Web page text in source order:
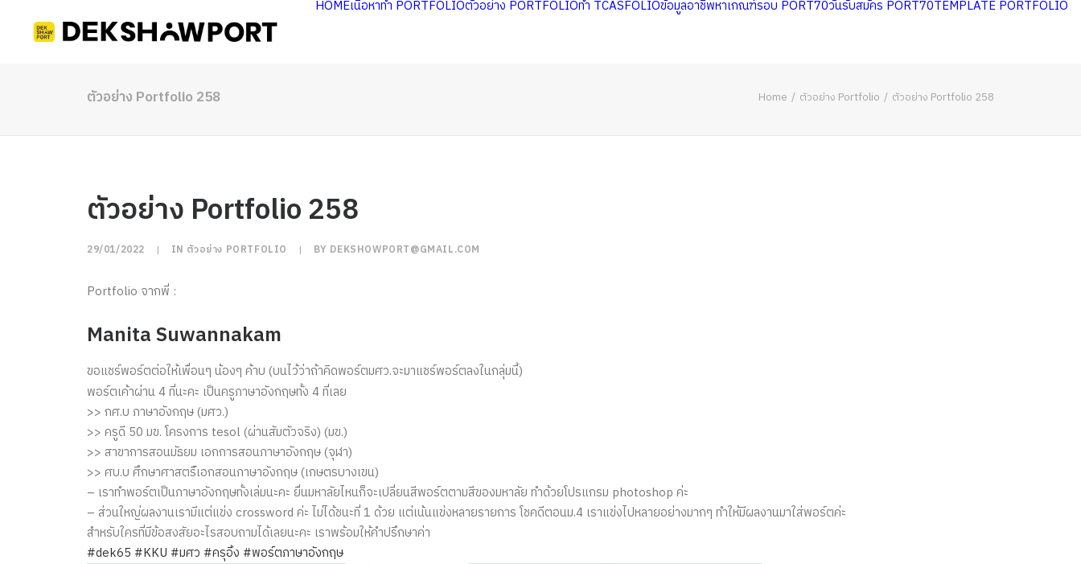
HOMEเนื้อหาทำ PORTFOLIOตัวอย่าง PORTFOLIOทำ TCASFOLIOข้อมูลอาชีพหาเกณฑ์รอบ PORT70วันรับสมัคร PORT70TEMPLATE PORTFOLIO
ตัวอย่าง Portfolio 258 Home ตัวอย่าง Portfolio ตัวอย่าง Portfolio 258
ตัวอย่าง Portfolio 258
29/01/2022 | IN ตัวอย่าง PORTFOLIO | BY DEKSHOWPORT@GMAIL.COM
Portfolio จากพี่ :
Manita Suwannakam
ขอแชร์พอร์ตต่อให้เพื่อนๆ น้องๆ ค้าบ (บนไว้ว่าถ้าคิดพอร์ตมศว.จะมาแชร์พอร์ตลงในกลุ่มนี้)
พอร์ตเค้าผ่าน 4 ที่นะคะ เป็นครูภาษาอังกฤษ​ทั้ง 4 ที่เลย
>> กศ.บ ภาษาอังกฤษ (มศว.)
>> ครูดี 50 มข. โครงการ tesol (ผ่านสัมตัวจริง)​ (มข.)
>> สาขาการสอน​มัธยม​ เอกการสอนภาษาอังกฤษ​ (จุฬา)
>> ศบ.บ ศึกษาศาสตร์ืเอกสอนภาษาอังกฤษ​ (เกษตรบางเขน)​
– เราทำพอร์ตเป็นภาษาอังกฤษ​ทั้งเล่มนะคะ ยื่นมหาลัยไหนก็จะเปลี่ยนสีพอร์ตตามสีของมหาลัย ทำด้วยโปรแกรม photoshop ค่ะ
– ส่วนใหญ่ผลงานเรามีแต่แข่ง crossword ค่ะ ไม่ได้ชนะที่ 1 ด้วย แต่เน้นแข่งหลายรายการ โชคดีตอนม.4 เราแข่งไปหลายอย่างมากๆ ทำให้มีผลงานมาใส่พอร์ตค่ะ
สำหรับใครที่มีข้อสงสัยอะไรสอบถามได้เลยนะคะ เราพร้อมให้คำปรึกษา​ค่า
#dek65 #KKU #มศว #ครุอิ้ง #พอร์ตภาษาอังกฤษ